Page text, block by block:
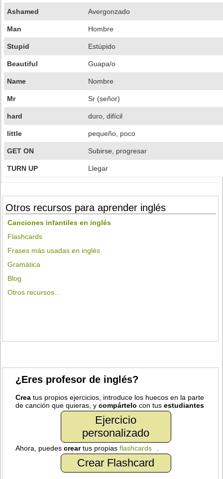
Ashamed Avergonzado
Man Hombre
Stupid Estúpido
Beautiful Guapa/o
Name Nombre
Mr Sr (señor)
hard duro, difícil
little pequeño, poco
GET ON Subirse, progresar
TURN UP Llegar
Otros recursos para aprender inglés
Canciones infantiles en inglés
Flashcards
Frases más usadas en inglés
Gramática
Blog
Otros recursos...
¿Eres profesor de inglés?
Crea tus propios ejercicios, introduce los huecos en la parte
de canción que quieras, ycompártelo con tusestudiantes
Ejercicio
personalizado
Ahora, puedescreartus propiasflashcards
Crear Flashcard